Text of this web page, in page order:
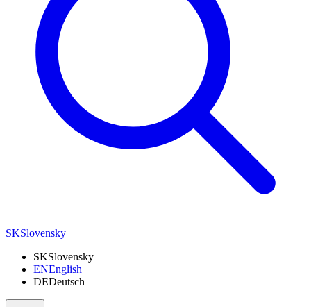
SKSlovensky
SKSlovensky
ENEnglish
DEDeutsch